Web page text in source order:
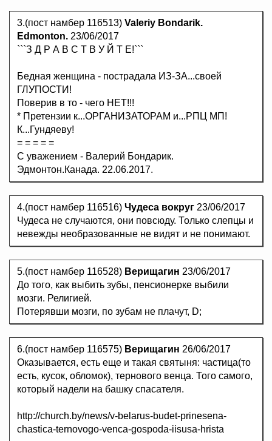
3.(пост намбер 116513) Valeriy Bondarik.
Edmonton. 23/06/2017
```З Д Р А В С Т В У Й Т Е!```
Бедная женщина - пострадала ИЗ-ЗА...своей
ГЛУПОСТИ!
Поверив в то - чего НЕТ!!!
* Претензии к...ОРГАНИЗАТОРАМ и...РПЦ МП!
К...Гундяеву!
= = = = =
С уважением - Валерий Бондарик.
Эдмонтон.Канада. 22.06.2017.
4.(пост намбер 116516) Чудеса вокруг 23/06/2017
Чудеса не случаются, они повсюду. Только слепцы и
невежды необразованные не видят и не понимают.
5.(пост намбер 116528) Верищагин 23/06/2017
До того, как выбить зубы, пенсионерке выбили
мозги. Религией.
Потерявши мозги, по зубам не плачут, D;
6.(пост намбер 116575) Верищагин 26/06/2017
Оказывается, есть еще и такая святыня: частица(то
есть, кусок, обломок), тернового венца. Того самого,
который надели на башку спасателя.
http://church.by/news/v-belarus-budet-prinesena-
chastica-ternovogo-venca-gospoda-iisusa-hrista